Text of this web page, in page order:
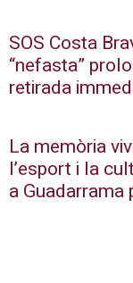
SOS Costa
“nefasta”
retirada
La memòria
l’esport i la
a Guadarrama